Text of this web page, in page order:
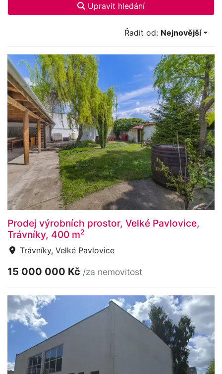
Upravit hledání
Řadit od: Nejnovější
Prodej výrobních prostor, Velké Pavlovice,
Trávníky, 400 m2
Trávníky, Velké Pavlovice
15 000 000 Kč /za nemovitost